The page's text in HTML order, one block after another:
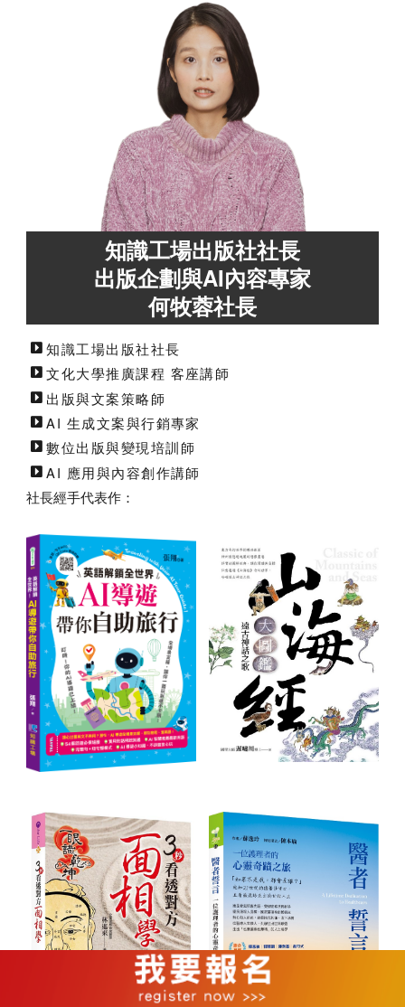
知識工場出版社社長
出版企劃與AI內容專家
何牧蓉社長
知識工場出版社社長
文化大學推廣課程 客座講師
出版與文案策略師
AI 生成文案與行銷專家
數位出版與變現培訓師
AI 應用與內容創作講師
社長經手代表作：